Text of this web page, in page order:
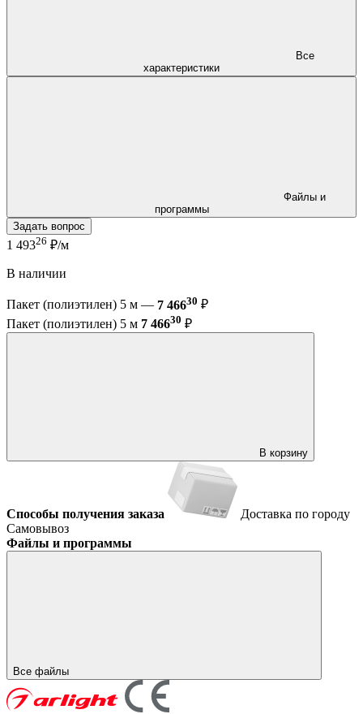
характеристики
программы
Задать вопрос
1 49326 ₽/м
В наличии
Пакет (полиэтилен) 5 м — 7 46630 ₽
Пакет (полиэтилен) 5 м 7 46630 ₽
В корзину
Способы получения заказа
Доставка по городу
Самовывоз
Файлы и программы
Все файлы